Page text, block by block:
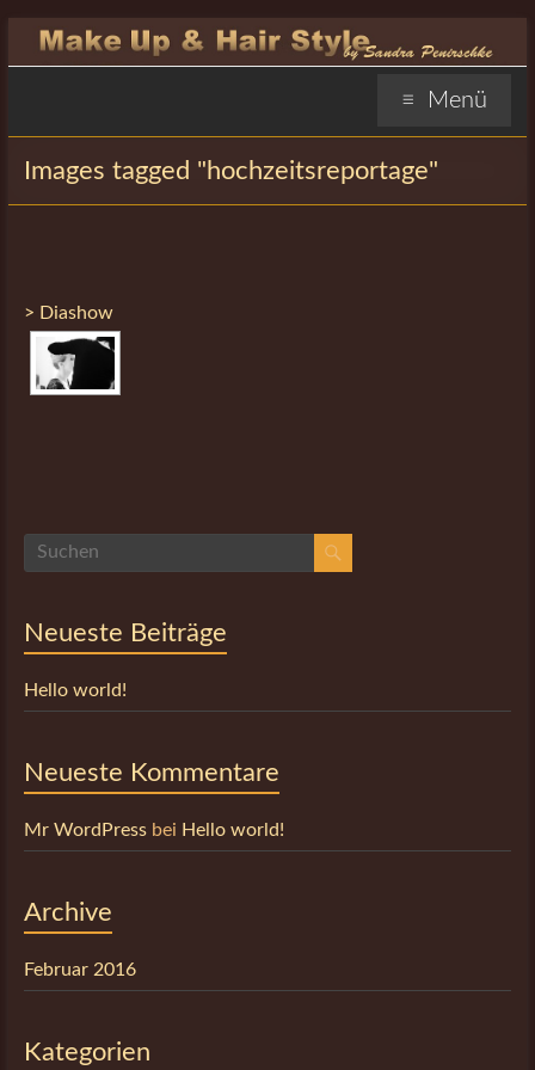
Zum
Inhalt
Penirschke
Visagistin
Penirschke
Visagistin
Hofheim,
Make-
Menü
Images tagged "hochzeitsreportage"
> Diashow
Neueste Beiträge
Hello world!
Neueste Kommentare
Mr WordPressbei Hello world!
Archive
Februar 2016
Kategorien